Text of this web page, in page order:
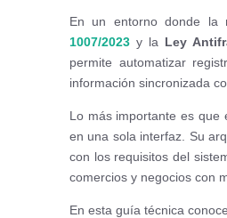
En un entorno donde la
1007/2023 y la Ley
permite automatizar
información sincronizada
Lo más importante es que
en una sola interfaz. Su
con los requisitos del
comercios y negocios con
En esta guía técnica